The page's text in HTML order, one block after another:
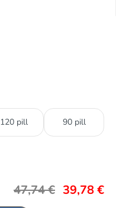
120 pill 90 pill
47,74€ 39,78€